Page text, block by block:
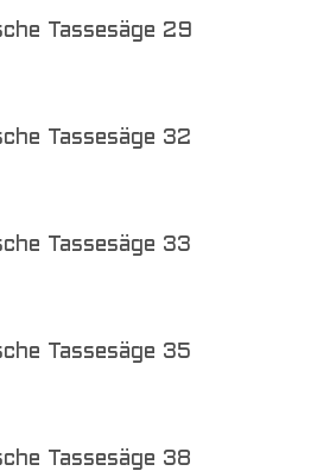
Tassesäge 29
Tassesäge 32
Tassesäge 33
Tassesäge 35
Tassesäge 38